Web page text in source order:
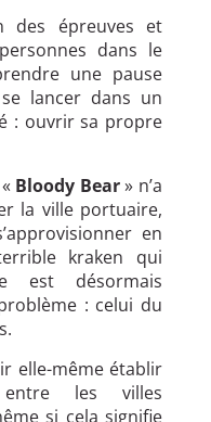
des épreuves et
dans le
une pause
lancer dans un
: ouvrir sa propre
Bloody Bear» n’a
la ville portuaire,
en
kraken qui
est désormais
: celui du
elle-même établir
les villes
si cela signifie